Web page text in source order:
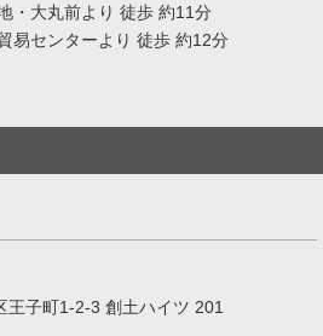
・大丸前より 徒歩 約11分
易センターより 徒歩 約12分
王子町1-2-3 創土ハイツ 201